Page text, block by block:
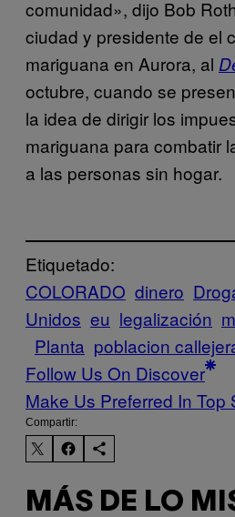
comunidad», dijo Bob
ciudad y presidente de el
mariguana en Aurora, al
octubre, cuando se
la idea de dirigir los
mariguana para combatir
a las personas sin hogar.
Etiquetado:
COLORADO dinero
Unidos eu legalización
Planta poblacion
Follow Us On Discover
Make Us Preferred In Top
Compartir:
MÁS DE LO